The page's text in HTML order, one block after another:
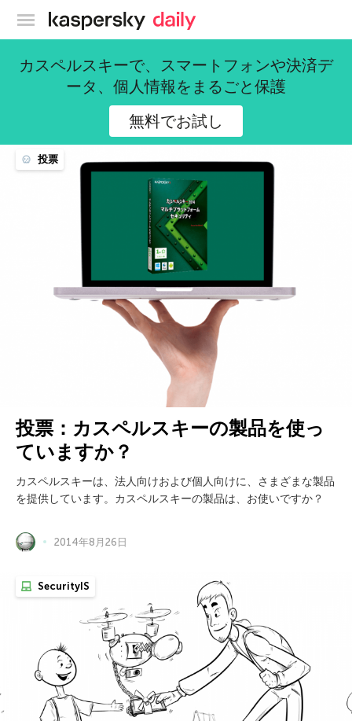
カスペルスキー公式ブログ
カスペルスキーで、スマートフォンや決済デ
ータ、個人情報をまるごと保護
無料でお試し
Marvin the Robot
251 記事
投票
投票：カスペルスキーの製品を使っ
ていますか？
カスペルスキーは、法人向けおよび個人向けに、さまざまな製品
を提供しています。カスペルスキーの製品は、お使いですか？
2014年8月26日
SecurityIS